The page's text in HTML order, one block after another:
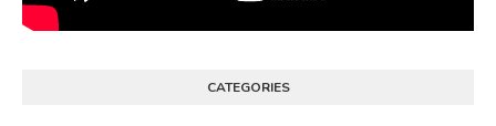
CATEGORIES